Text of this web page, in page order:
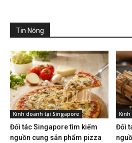
Tin Nóng
Kinh doanh tại Singapore
Đối tác Singapore tìm kiếm
nguồn cung sản phẩm pizza
Kinh
Đối